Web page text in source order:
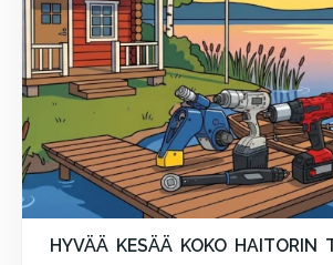
HYVÄÄ KESÄÄ KOKO HAITORIN